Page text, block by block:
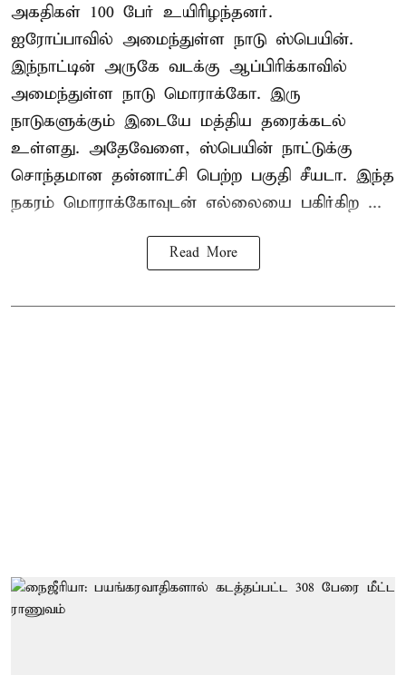
அகதிகள் 100 பேர் உயிரிழந்தனர்.
ஐரோப்பாவில் அமைந்துள்ள நாடு ஸ்பெயின்.
இந்நாட்டின் அருகே வடக்கு ஆப்பிரிக்காவில்
அமைந்துள்ள நாடு மொராக்கோ. இரு
நாடுகளுக்கும் இடையே மத்திய தரைக்கடல்
உள்ளது. அதேவேளை, ஸ்பெயின் நாட்டுக்கு
சொந்தமான தன்னாட்சி பெற்ற பகுதி சீயடா. இந்த
நகரம் மொராக்கோவுடன் எல்லையை பகிர்கிற ...
Read More